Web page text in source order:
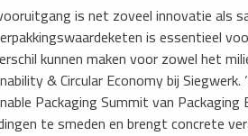
is net zoveel innovatie als
is essentieel
kunnen maken voor zowel het
& Circular Economy bij
Packaging Summit van
te smeden en brengt concrete